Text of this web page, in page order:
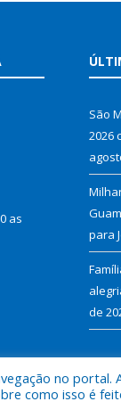
as
São
2026
para
de
no
como isso é